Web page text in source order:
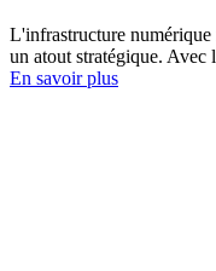
L'infrastructure
un atout stratégique. Avec
En savoir plus